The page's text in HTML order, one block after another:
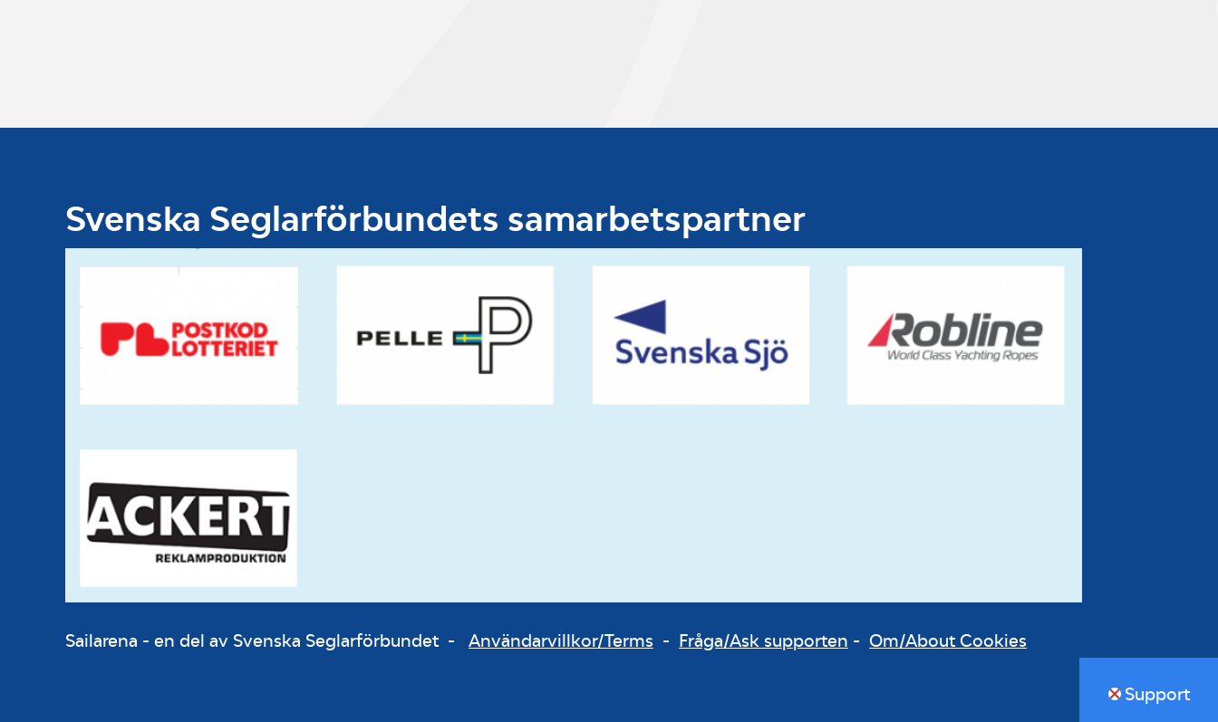
Svenska Seglarförbundets samarbetspartner
Sailarena - en del av Svenska Seglarförbundet - Användarvillkor/Terms - Fråga/Ask supporten - Om/About Cookies
Support